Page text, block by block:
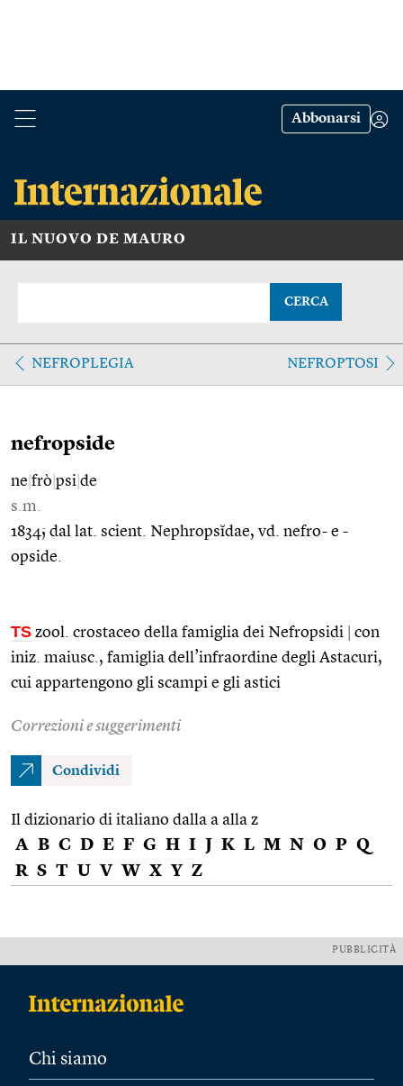
Abbonarsi
IL NUOVO DE MAURO
CERCA
NEFROPLEGIA NEFROPTOSI
nefropside
ne frò psi de
s.m.
1834; dal lat. scient. Nephropsĭdae, vd. nefro- e -
opside.
TS zool. crostaceo della famiglia dei Nefropsidi
con
iniz. maiusc., famiglia dell’infraordine degli Astacuri,
cui appartengono gli scampi e gli astici
Correzioni e suggerimenti
Condividi
Il dizionario di italiano dalla a alla z
A B C D E F G H I J K L M N O P Q
R S T U V W X Y Z
PUBBLICITÀ
Chi siamo